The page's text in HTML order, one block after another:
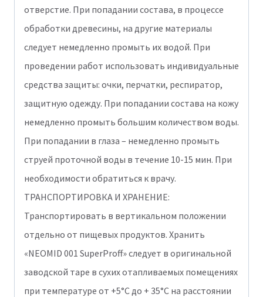
отверстие. При попадании состава, в процессе
обработки древесины, на другие материалы
следует немедленно промыть их водой. При
проведении работ использовать индивидуальные
средства защиты: очки, перчатки, респиратор,
защитную одежду. При попадании состава на кожу
немедленно промыть большим количеством воды.
При попадании в глаза – немедленно промыть
струей проточной воды в течение 10-15 мин. При
необходимости обратиться к врачу.
ТРАНСПОРТИРОВКА И ХРАНЕНИЕ:
Транспортировать в вертикальном положении
отдельно от пищевых продуктов. Хранить
«NEOMID 001 SuperProff» следует в оригинальной
заводской таре в сухих отапливаемых помещениях
при температуре от +5°С до + 35°С на расстоянии